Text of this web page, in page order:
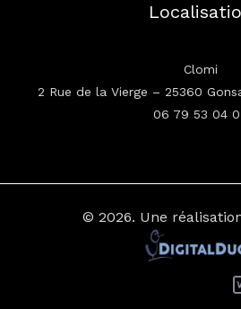
Clomi
2 Rue de la Vierge – 25360
06 79 53 04
© 2026. Une